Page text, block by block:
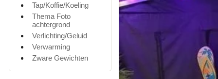
Tap/Koffie/Koeling
Thema Foto
achtergrond
Verlichting/Geluid
Verwarming
Zware Gewichten